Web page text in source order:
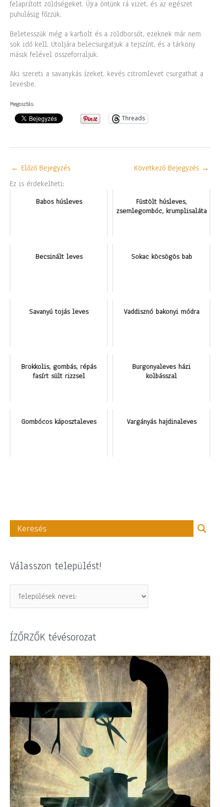
felaprított zöldségeket. Újra öntünk rá vizet, és az egészet
puhulásig főzzük.
Beletesszük még a karfiolt és a zöldborsót, ezeknek már nem
sok idő kell. Utoljára belecsurgatjuk a tejszínt, és a tárkony
másik felével összeforraljuk.
Aki szereti a savanykás ízeket, kevés citromlevet csurgathat a
levesbe.
Megosztás:
Threads
← Előző Bejegyzés Következő Bejegyzés →
Ez is érdekelheti:
Babos húsleves
Füstölt húsleves,
zsemlegombóc, krumplisaláta
Becsinált leves Sokac köcsögös bab
Savanyú tojás leves Vaddisznó bakonyi módra
Brokkolis, gombás, répás
fasírt sült rizzsel
Burgonyaleves házi
kolbásszal
Gombócos káposztaleves Vargányás hajdinaleves
Válasszon települést!
ÍZŐRZŐK tévésorozat